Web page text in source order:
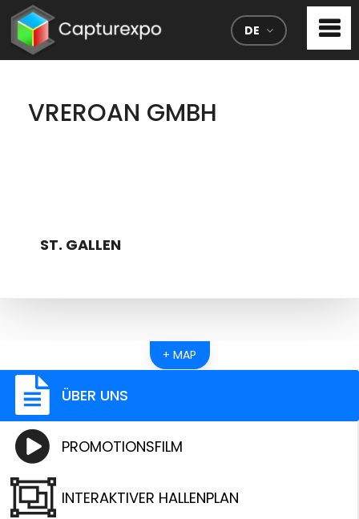
DE
VREROAN GMBH
ST. GALLEN
+ MAP
ÜBER UNS
PROMOTIONSFILM
INTERAKTIVER HALLENPLAN